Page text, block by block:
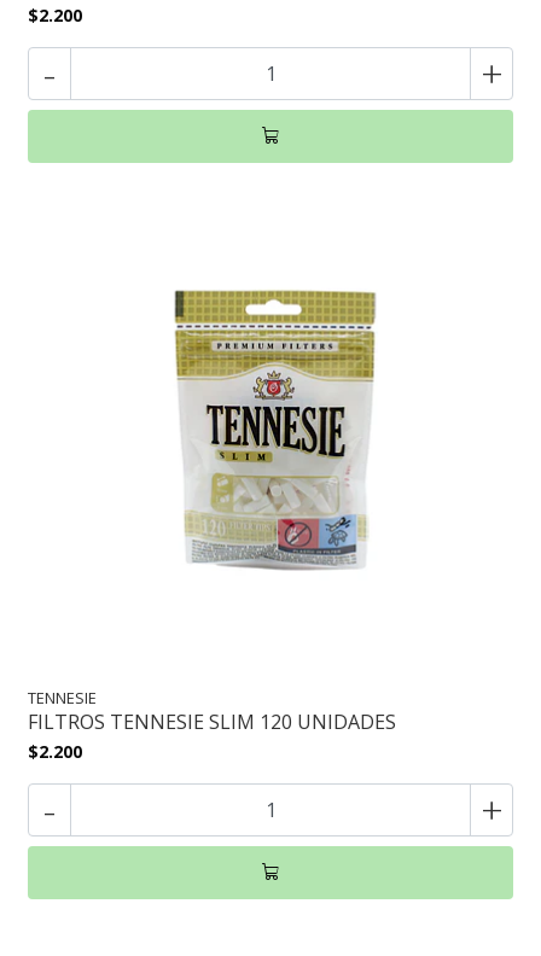
$2.200
- +
TENNESIE
FILTROS TENNESIE SLIM 120 UNIDADES
$2.200
- +